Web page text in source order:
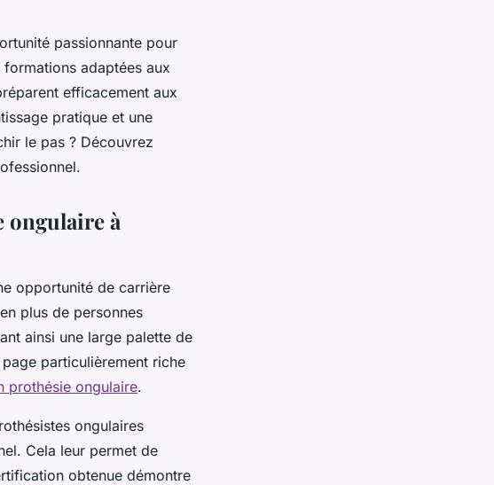
passionnante pour
adaptées aux
efficacement aux
pratique et une
le pas ? Découvrez
ongulaire à
opportunité de carrière
plus de personnes
ainsi une large palette de
particulièrement riche
prothésie ongulaire.
ongulaires
Cela leur permet de
obtenue démontre